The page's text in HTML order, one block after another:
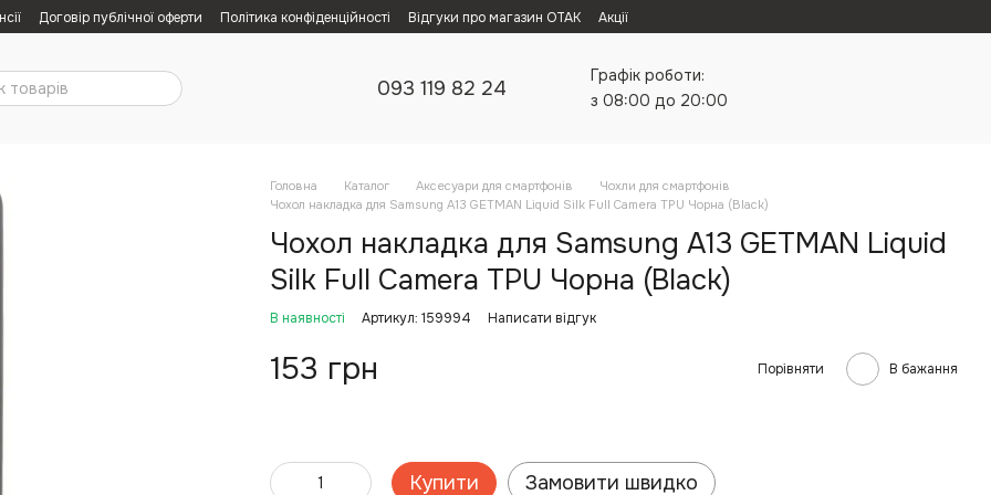
Договір публічної оферти Політика конфіденційності Відгуки про магазин ОТАК Акції
093 119 82 24
Графік роботи:
з 08:00 до 20:00
Головна Каталог Аксесуари для смартфонів
Чохли для смартфонів
Чохол накладка для Samsung A13 GETMAN Liquid Silk Full Camera TPU Чорна (Black)
Чохол накладка для Samsung A13 GETMAN Liquid
Silk Full Camera TPU Чорна (Black)
В наявності Артикул: 159994 Написати відгук
153 грн Порівняти В бажання
Купити Замовити швидко